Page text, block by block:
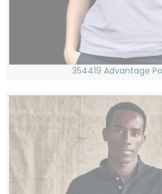
354419 Advantage